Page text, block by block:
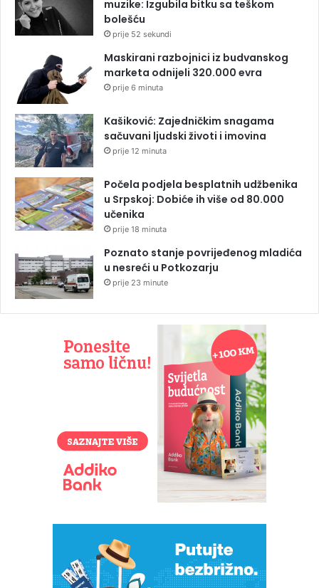
muzike: Izgubila bitku sa teškom
bolešću
prije 52 sekundi
Maskirani razbojnici iz budvanskog
marketa odnijeli 320.000 evra
prije 6 minuta
Kašiković: Zajedničkim snagama
sačuvani ljudski životi i imovina
prije 12 minuta
Počela podjela besplatnih udžbenika
u Srpskoj: Dobiće ih više od 80.000
učenika
prije 18 minuta
Poznato stanje povrijeđenog mladića
u nesreći u Potkozarju
prije 23 minute